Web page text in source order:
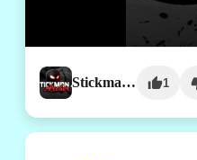
Stickman Archer 4 1